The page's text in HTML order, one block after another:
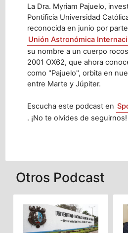
La Dra. Myriam Pajuelo,
Pontificia Universidad
reconocida en junio por
Unión Astronómica
su nombre a un cuerpo
2001 OX62, que ahora
como "Pajuelo", orbita en
entre Marte y Júpiter.
Escucha este podcast en
. ¡No te olvides de
Otros Podcast